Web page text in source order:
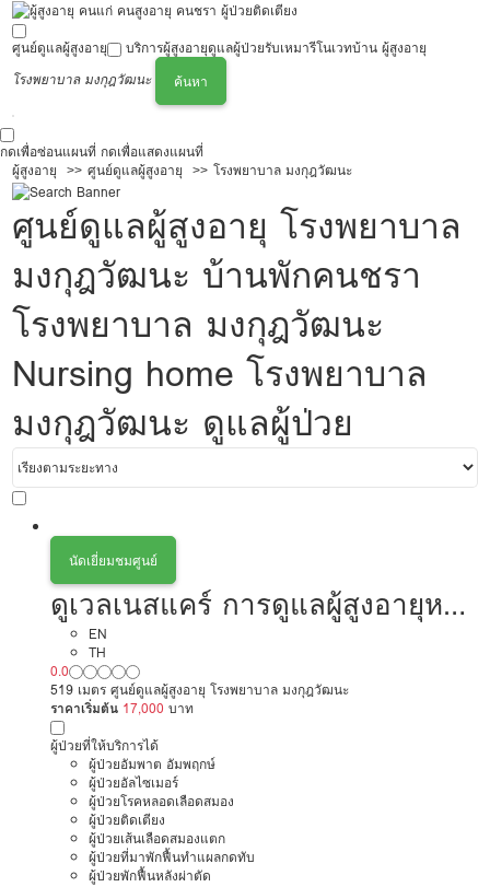
ศูนย์ดูแลผู้สูงอายุ บริการผู้สูงอายุดูแลผู้ป่วยรับเหมารีโนเวทบ้าน ผู้สูงอายุ
โรงพยาบาล มงกุฎวัฒนะ
ค้นหา
กดเพื่อซ่อนแผนที่ กดเพื่อแสดงแผนที่
ผู้สูงอายุ
ศูนย์ดูแลผู้สูงอายุ โรงพยาบาล มงกุฎวัฒนะ
ศูนย์ดูแลผู้สูงอายุ โรงพยาบาล
มงกุฎวัฒนะ บ้านพักคนชรา
โรงพยาบาล มงกุฎวัฒนะ
Nursing home โรงพยาบาล
มงกุฎวัฒนะ ดูแลผู้ป่วย
นัดเยี่ยมชมศูนย์
ดูเวลเนสแคร์ การดูแลผู้สูงอายุหรือ
ผู้มีภาวะพึ่งพิง สาขาแจ้งวัฒนะ
EN
TH
0.0
519 เมตร ศูนย์ดูแลผู้สูงอายุ โรงพยาบาล มงกุฎวัฒนะ
ราคาเริ่มต้น 17,000 บาท
ผู้ป่วยที่ให้บริการได้
ผู้ป่วยอัมพาต อัมพฤกษ์
ผู้ป่วยอัลไซเมอร์
ผู้ป่วยโรคหลอดเลือดสมอง
ผู้ป่วยติดเตียง
ผู้ป่วยเส้นเลือดสมองแตก
ผู้ป่วยที่มาพักฟื้นทำแผลกดทับ
ผู้ป่วยพักฟื้นหลังผ่าตัด